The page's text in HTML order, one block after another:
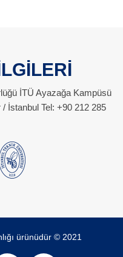
İTÜ Ayazağa Kampüsü
İstanbul Tel: +90 212 285
ürünüdür © 2021